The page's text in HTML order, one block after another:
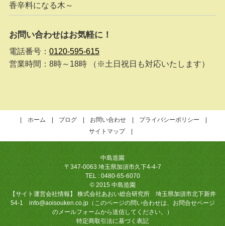
香辛料になる木～
お問い合わせはお気軽に！
電話番号： 0120-595-615
営業時間：8時～18時 （※土日祝日も対応いたします）
ホーム ブログ お問い合わせ
プライバシーポリシー
サイトマップ
中島造園
〒347-0063 埼玉県加須市久下4-4-7
TEL : 0480-65-6070
© 2015 中島造園
【サイト運営会社情報】 株式会社あおい総合研究所 埼玉県加須市北下新井
54-1 info@aoisouken.co.jp（このページの問い合わせは、お問合せページ
のメールフォームから送信してください。）
特定商取引法に基づく表記